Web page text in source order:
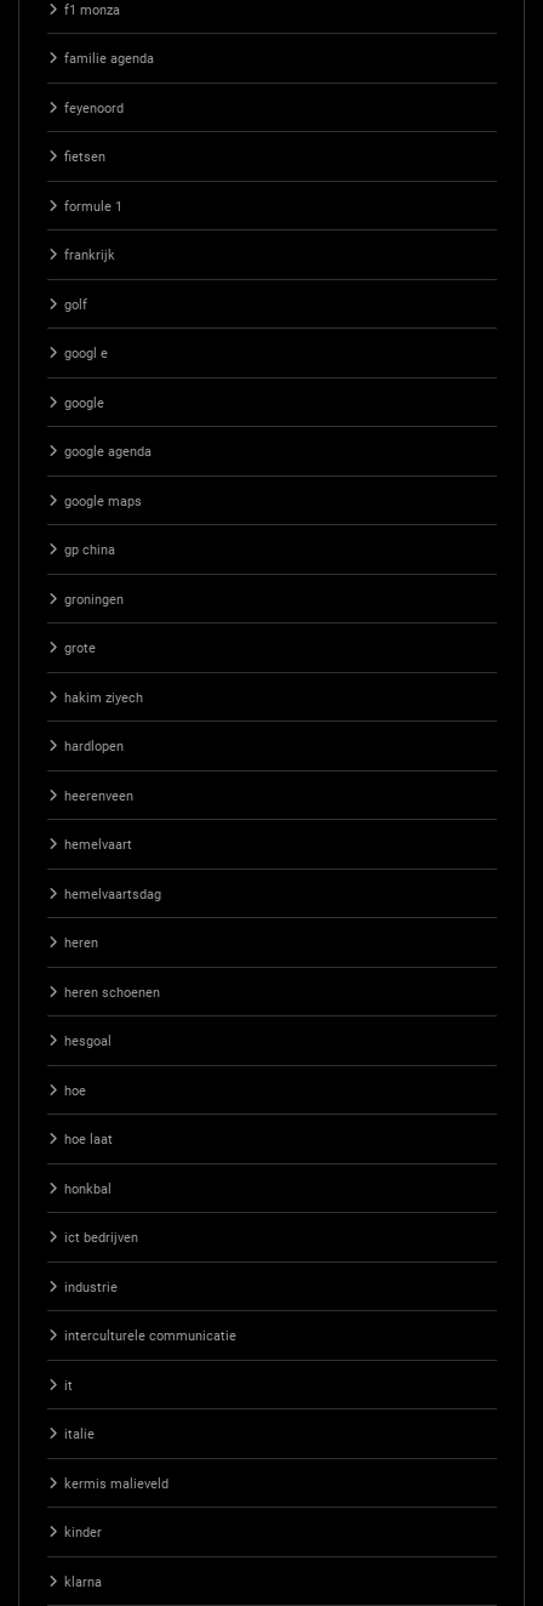
f1 monza
familie agenda
feyenoord
fietsen
formule 1
frankrijk
golf
googl e
google
google agenda
google maps
gp china
groningen
grote
hakim ziyech
hardlopen
heerenveen
hemelvaart
hemelvaartsdag
heren
heren schoenen
hesgoal
hoe
hoe laat
honkbal
ict bedrijven
industrie
interculturele communicatie
it
italie
kermis malieveld
kinder
klarna